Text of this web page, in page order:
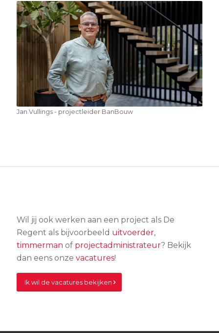
Jan Vullings - projectleider BanBouw
Wil jij ook werken aan een project als De
Regent als bijvoorbeeld uitvoerder,
timmerman of projectadministrateur? Bekijk
dan eens onze vacatures!
Ik wil de vacatures bekijken